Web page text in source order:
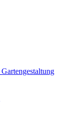
Gartengestaltung